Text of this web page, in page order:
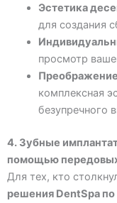
Эстетика
для создания
просмотр
комплексная
безупречного
4. Зубные
помощью
Для тех, кто
решения DentSpa